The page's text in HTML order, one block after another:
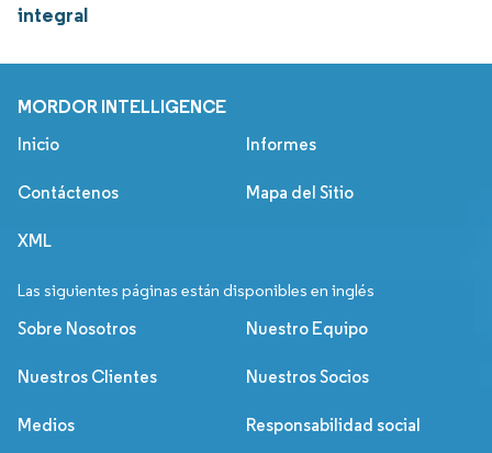
integral
MORDOR INTELLIGENCE
Inicio Informes
Contáctenos Mapa del Sitio
XML
Las siguientes páginas están disponibles en inglés
Sobre Nosotros Nuestro Equipo
Nuestros Clientes Nuestros Socios
Medios Responsabilidad social